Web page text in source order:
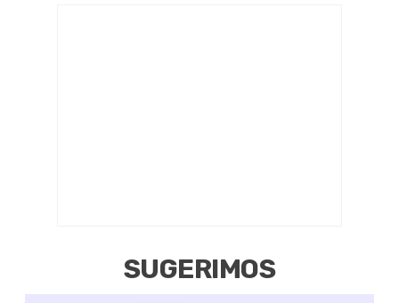
SUGERIMOS